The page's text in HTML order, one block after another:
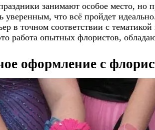
занимают особое место, но
уверенным, что всё пройдет
в точном соответствии с
работа опытных флористов,
оформление с